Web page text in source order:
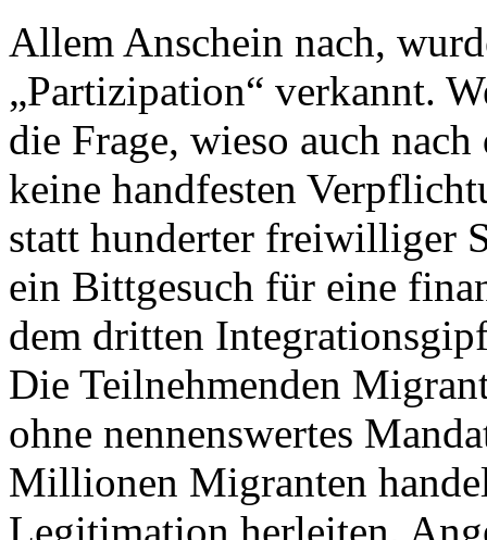
Allem Anschein nach,
„Partizipation“ verkannt.
die Frage, wieso auch
keine handfesten
statt hunderter freiwilliger
ein Bittgesuch für eine
dem dritten
Die Teilnehmenden
ohne nennenswertes
Millionen Migranten
Legitimation herleiten.